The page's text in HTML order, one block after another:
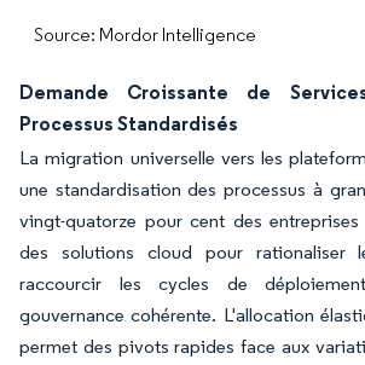
Source: Mordor Intelligence
Demande Croissante de
Processus Standardisés
La migration universelle vers les
une standardisation des processus à
vingt-quatorze pour cent des
des solutions cloud pour rationaliser
raccourcir les cycles de
gouvernance cohérente. L'allocation
permet des pivots rapides face aux